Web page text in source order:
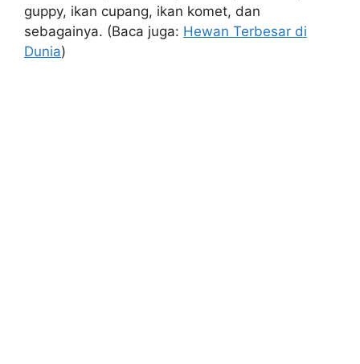
guppy, ikan cupang, ikan komet, dan
sebagainya. (Baca juga: Hewan Terbesar di
Dunia)